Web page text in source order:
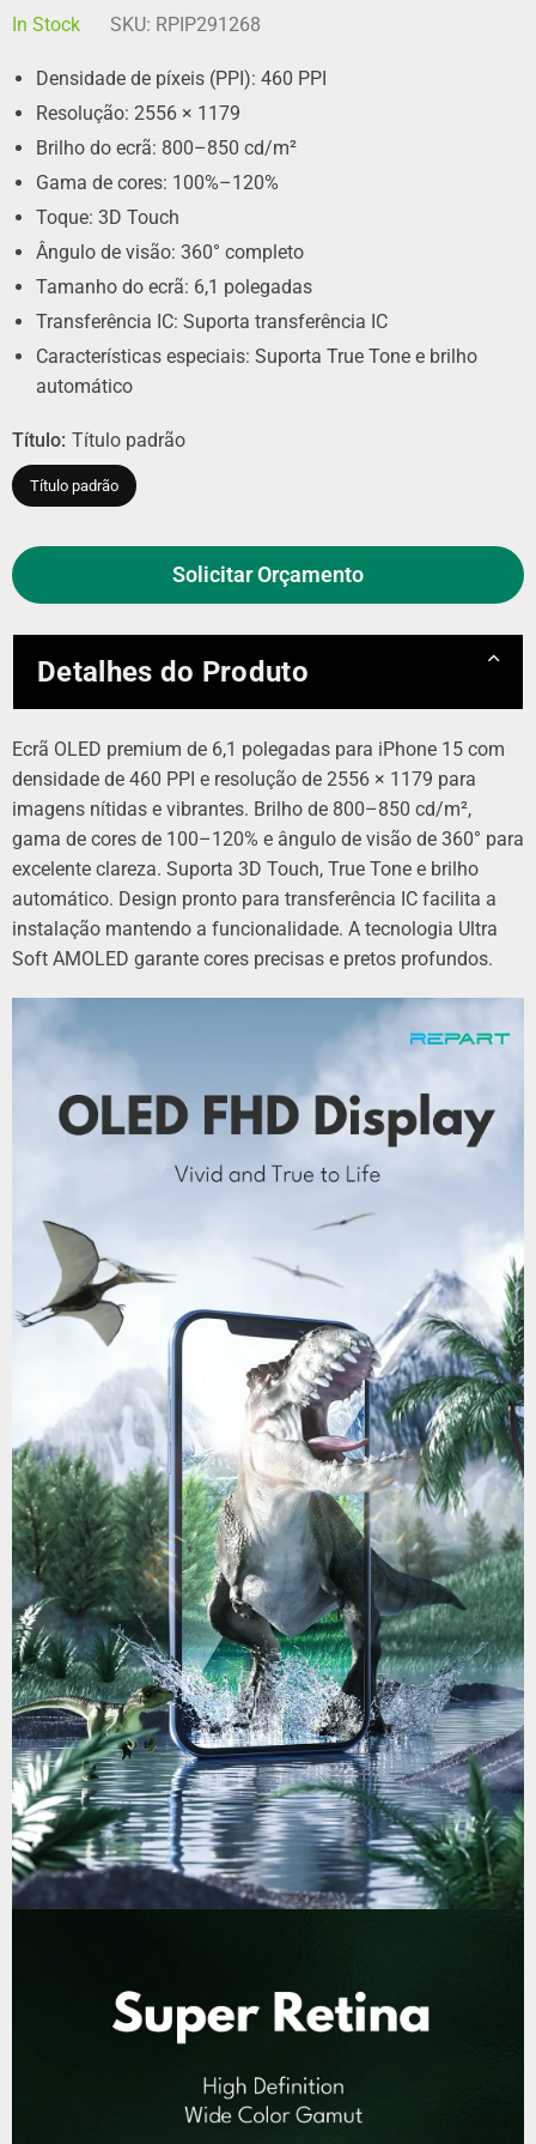
In Stock SKU: RPIP291268
Densidade de píxeis (PPI): 460 PPI
Resolução: 2556 × 1179
Brilho do ecrã: 800–850 cd/m²
Gama de cores: 100%–120%
Toque: 3D Touch
Ângulo de visão: 360° completo
Tamanho do ecrã: 6,1 polegadas
Transferência IC: Suporta transferência IC
Características especiais: Suporta True Tone e brilho
automático
Título: Título padrão
Título padrão
Solicitar Orçamento
Detalhes do Produto
Ecrã OLED premium de 6,1 polegadas para iPhone 15 com
densidade de 460 PPI e resolução de 2556 × 1179 para
imagens nítidas e vibrantes. Brilho de 800–850 cd/m²,
gama de cores de 100–120% e ângulo de visão de 360° para
excelente clareza. Suporta 3D Touch, True Tone e brilho
automático. Design pronto para transferência IC facilita a
instalação mantendo a funcionalidade. A tecnologia Ultra
Soft AMOLED garante cores precisas e pretos profundos.